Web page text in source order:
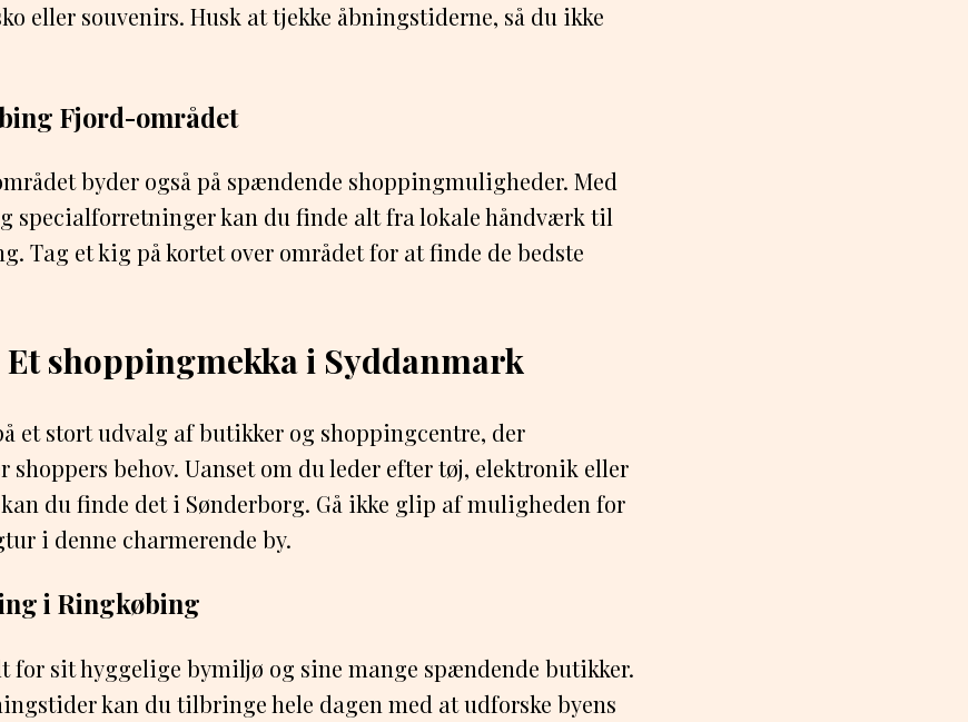
eller souvenirs. Husk at tjekke åbningstiderne, så du ikke
Fjord-området
byder også på spændende shoppingmuligheder. Med
specialforretninger kan du finde alt fra lokale håndværk til
Tag et kig på kortet over området for at finde de bedste
shoppingmekka i Syddanmark
et stort udvalg af butikker og shoppingcentre, der
behov. Uanset om du leder efter tøj, elektronik eller
du finde det i Sønderborg. Gå ikke glip af muligheden for
i denne charmerende by.
i Ringkøbing
for sit hyggelige bymiljø og sine mange spændende butikker.
kan du tilbringe hele dagen med at udforske byens